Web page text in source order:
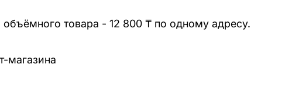
товара - 12 800 ₸ по одному адресу.
магазина